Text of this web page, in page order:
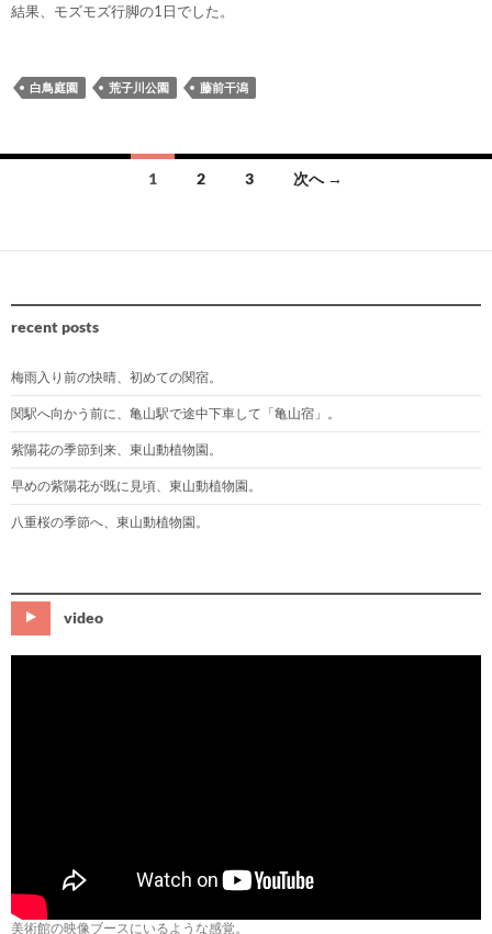
結果、モズモズ行脚の1日でした。
白鳥庭園 荒子川公園 藤前干潟
ゲ
ー
シ
ョ
ン
1 2 3 次へ →
recent posts
梅雨入り前の快晴、初めての関宿。
関駅へ向かう前に、亀山駅で途中下車して「亀山宿」。
紫陽花の季節到来、東山動植物園。
早めの紫陽花が既に見頃、東山動植物園。
八重桜の季節へ、東山動植物園。
video
美術館の映像ブースにいるような感覚。